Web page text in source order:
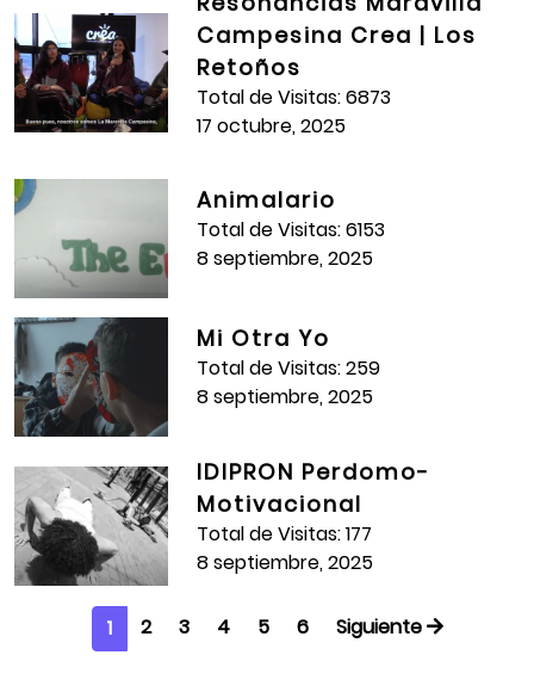
Campesina Crea | Los
Retoños
Total de Visitas: 6873
17 octubre, 2025
Animalario
Total de Visitas: 6153
8 septiembre, 2025
Mi Otra Yo
Total de Visitas: 259
8 septiembre, 2025
IDIPRON Perdomo-
Motivacional
Total de Visitas: 177
8 septiembre, 2025
1 2 3 4 5 6 Siguiente